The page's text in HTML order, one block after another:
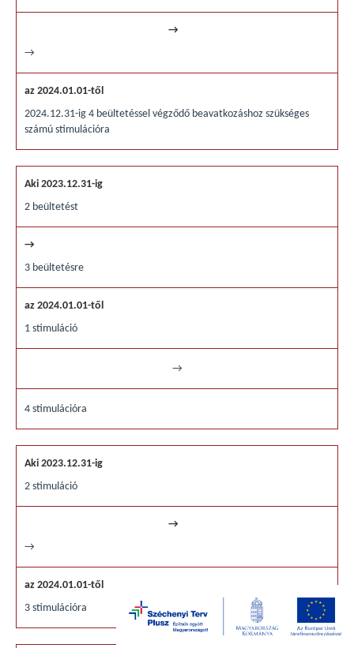
→
2024.12.31-ig 4 beültetéssel végződő beavatkozáshoz szükséges
számú stimulációra
2 beültetést
3 beültetésre
1 stimuláció
→
4 stimulációra
2 stimuláció
→
3 stimulációra